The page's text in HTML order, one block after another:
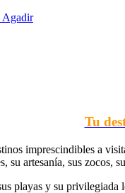
Agadir
Tu
imprescindibles a
artesanía, sus zocos,
playas y su privilegiada